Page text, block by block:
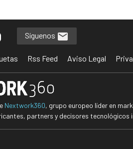
Síguenos
Rss Feed Aviso Legal
Nextwork360, grupo europeo líder en
partners y decisores tecnológicos